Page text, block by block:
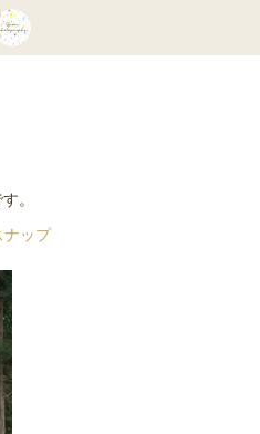
。
ップ